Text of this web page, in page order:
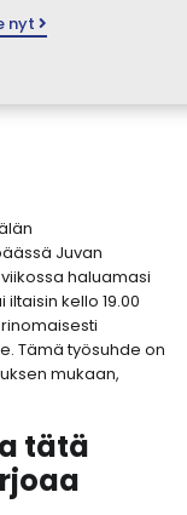
nyt
Juvan
haluamasi
kello 19.00
Tämä työsuhde on
mukaan,
tätä